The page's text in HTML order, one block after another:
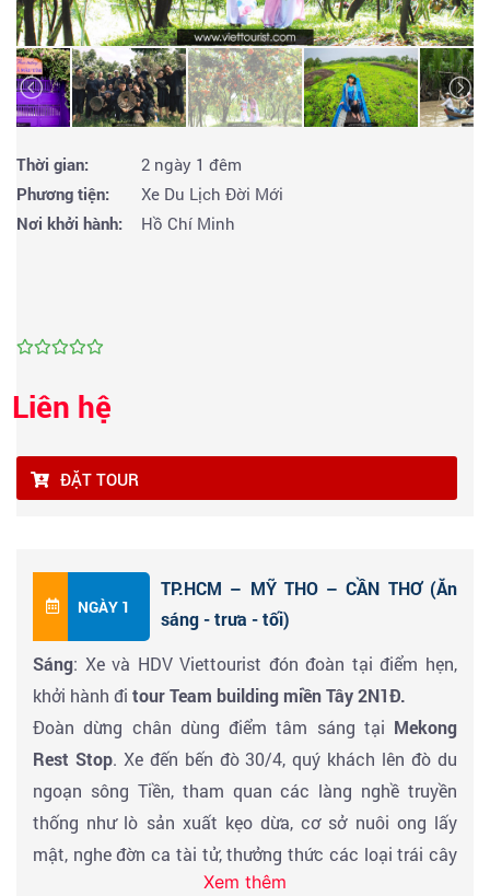
Thời gian:
2 ngày 1 đêm
Phương tiện:
Xe Du Lịch Đời Mới
Nơi khởi hành:
Hồ Chí Minh
Liên hệ
ĐẶT TOUR
NGÀY 1
TP.HCM – MỸ THO – CẦN THƠ (Ăn
sáng - trưa - tối)
Sáng: Xe và HDV Viettourist đón đoàn tại điểm hẹn,
khởi hành đi tour Team building miền Tây 2N1Đ.
Đoàn dừng chân dùng điểm tâm sáng tại Mekong
Rest Stop. Xe đến bến đò 30/4, quý khách lên đò du
ngoạn sông Tiền, tham quan các làng nghề truyền
thống như lò sản xuất kẹo dừa, cơ sở nuôi ong lấy
mật, nghe đờn ca tài tử, thưởng thức các loại trái cây
hấp dẫn như măng cụt, mít, nhãn, ổi, mận, bưởi (theo
Xem thêm